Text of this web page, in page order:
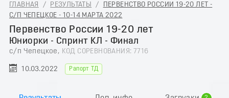
ГЛАВНАЯ / РЕЗУЛЬТАТЫ /
ПЕРВЕНСТВО РОССИИ 19-20 ЛЕТ -
С/П ЧЕПЕЦКОЕ - 10-14 МАРТА 2022
Первенство России 19-20 лет
Юниорки - Спринт КЛ - Финал
с/п Чепецкое, КОД СОРЕВНОВАНИЯ: 7716
10.03.2022 Рапорт ТД